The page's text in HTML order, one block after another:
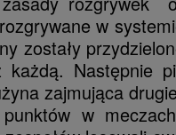
w
zostały
każdą. Następnie
zajmująca
w